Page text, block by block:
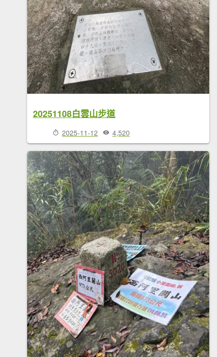
20251108白雲山步道
2025-11-12 4,520